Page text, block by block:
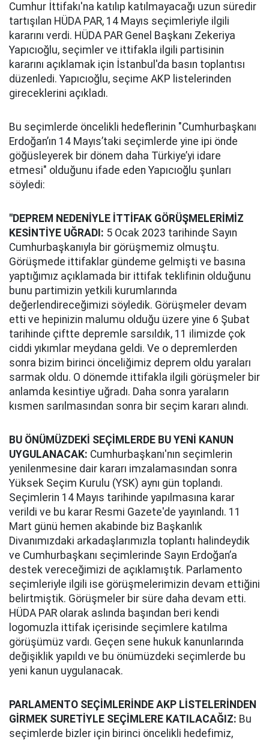
Cumhur İttifakı'na katılıp katılmayacağı uzun süredir
tartışılan HÜDA PAR, 14 Mayıs seçimleriyle ilgili
kararını verdi. HÜDA PAR Genel Başkanı Zekeriya
Yapıcıoğlu, seçimler ve ittifakla ilgili partisinin
kararını açıklamak için İstanbul'da basın toplantısı
düzenledi. Yapıcıoğlu, seçime AKP listelerinden
gireceklerini açıkladı.
Bu seçimlerde öncelikli hedeflerinin "Cumhurbaşkanı
Erdoğan’ın 14 Mayıs’taki seçimlerde yine ipi önde
göğüsleyerek bir dönem daha Türkiye’yi idare
etmesi" olduğunu ifade eden Yapıcıoğlu şunları
söyledi:
"DEPREM NEDENİYLE İTTİFAK GÖRÜŞMELERİMİZ
KESİNTİYE UĞRADI: 5 Ocak 2023 tarihinde Sayın
Cumhurbaşkanıyla bir görüşmemiz olmuştu.
Görüşmede ittifaklar gündeme gelmişti ve basına
yaptığımız açıklamada bir ittifak teklifinin olduğunu
bunu partimizin yetkili kurumlarında
değerlendireceğimizi söyledik. Görüşmeler devam
etti ve hepinizin malumu olduğu üzere yine 6 Şubat
tarihinde çiftte depremle sarsıldık, 11 ilimizde çok
ciddi yıkımlar meydana geldi. Ve o depremlerden
sonra bizim birinci önceliğimiz deprem oldu yaraları
sarmak oldu. O dönemde ittifakla ilgili görüşmeler bir
anlamda kesintiye uğradı. Daha sonra yaraların
kısmen sarılmasından sonra bir seçim kararı alındı.
BU ÖNÜMÜZDEKİ SEÇİMLERDE BU YENİ KANUN
UYGULANACAK: Cumhurbaşkanı'nın seçimlerin
yenilenmesine dair kararı imzalamasından sonra
Yüksek Seçim Kurulu (YSK) aynı gün toplandı.
Seçimlerin 14 Mayıs tarihinde yapılmasına karar
verildi ve bu karar Resmi Gazete'de yayınlandı. 11
Mart günü hemen akabinde biz Başkanlık
Divanımızdaki arkadaşlarımızla toplantı halindeydik
ve Cumhurbaşkanı seçimlerinde Sayın Erdoğan’a
destek vereceğimizi de açıklamıştık. Parlamento
seçimleriyle ilgili ise görüşmelerimizin devam ettiğini
belirtmiştik. Görüşmeler bir süre daha devam etti.
HÜDA PAR olarak aslında başından beri kendi
logomuzla ittifak içerisinde seçimlere katılma
görüşümüz vardı. Geçen sene hukuk kanunlarında
değişiklik yapıldı ve bu önümüzdeki seçimlerde bu
yeni kanun uygulanacak.
PARLAMENTO SEÇİMLERİNDE AKP LİSTELERİNDEN
GİRMEK SURETİYLE SEÇİMLERE KATILACAĞIZ: Bu
seçimlerde bizler için birinci öncelikli hedefimiz,